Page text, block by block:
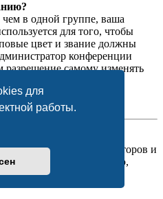
для
работы.
в одной группе, ваша
для того, чтобы
цвет и звание должны
конференции
разрешение самому изменять
список администраторов и
и другую информацию,
которые они